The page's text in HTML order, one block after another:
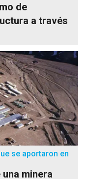
de
a través
se aportaron en
minera